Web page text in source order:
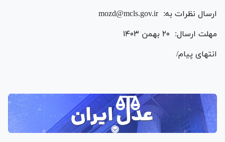
ارسال نظرات به: mozd@mcls.gov.ir
مهلت ارسال: ۲۰ بهمن ۱۴۰۳
انتهای پیام/